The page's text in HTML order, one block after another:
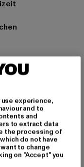
35%
experience,
and to
and
to extract data
the processing of
do not have
to change
on "Accept" you